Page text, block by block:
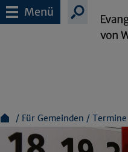
Menü
Für Gemeinden Termine